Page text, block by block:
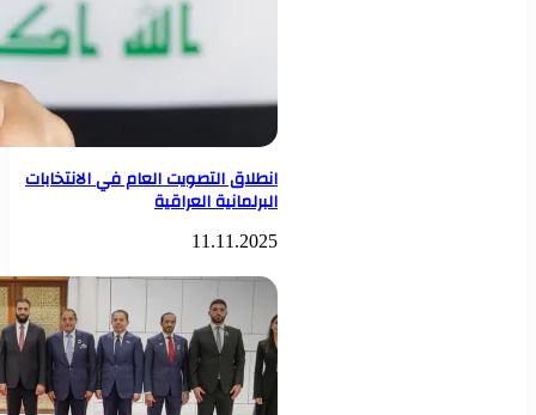
انطلاق التصويت العام في الانتخابات
البرلمانية العراقية
11.11.2025